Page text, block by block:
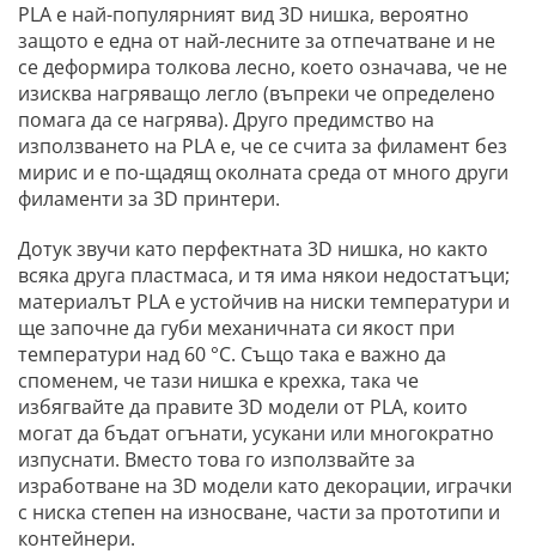
PLA е най-популярният вид 3D нишка, вероятно
защото е една от най-лесните за отпечатване и не
се деформира толкова лесно, което означава, че не
изисква нагряващо легло (въпреки че определено
помага да се нагрява). Друго предимство на
използването на PLA е, че се счита за филамент без
мирис и е по-щадящ околната среда от много други
филаменти за 3D принтери.
Дотук звучи като перфектната 3D нишка, но както
всяка друга пластмаса, и тя има някои недостатъци;
материалът PLA е устойчив на ниски температури и
ще започне да губи механичната си якост при
температури над 60 °C. Също така е важно да
споменем, че тази нишка е крехка, така че
избягвайте да правите 3D модели от PLA, които
могат да бъдат огънати, усукани или многократно
изпуснати. Вместо това го използвайте за
изработване на 3D модели като декорации, играчки
с ниска степен на износване, части за прототипи и
контейнери.